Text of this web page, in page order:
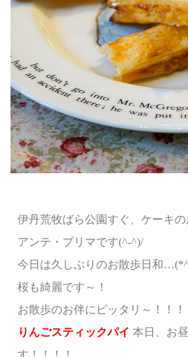
伊丹荒牧ばら公園すぐ、ケーキの
アンテ・プリマです(^-^)/
今日は久しぶりのお散歩日和
桜も綺麗です～！
お散歩のお伴にピッタリ～！！！
りんごスティックパイ 本日、お